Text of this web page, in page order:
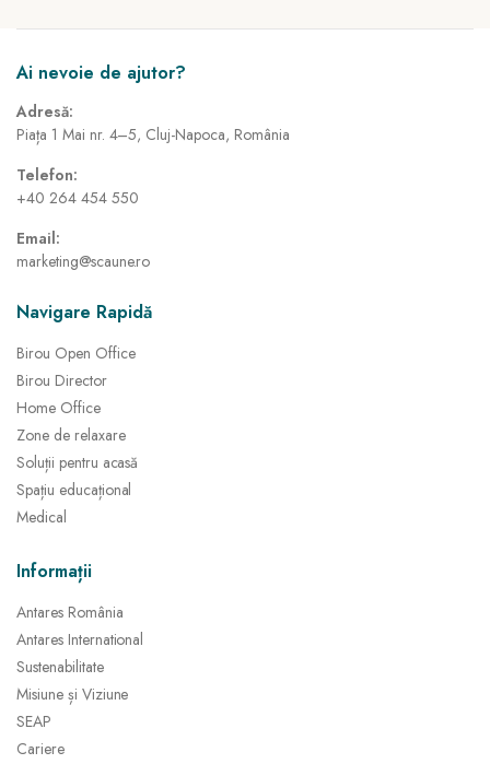
Ai nevoie de ajutor?
Adresă:
Piața 1 Mai nr. 4–5, Cluj-Napoca, România
Telefon:
+40 264 454 550
Email:
marketing@scaune.ro
Navigare Rapidă
Birou Open Office
Birou Director
Home Office
Zone de relaxare
Soluții pentru acasă
Spațiu educațional
Medical
Informații
Antares România
Antares International
Sustenabilitate
Misiune și Viziune
SEAP
Cariere